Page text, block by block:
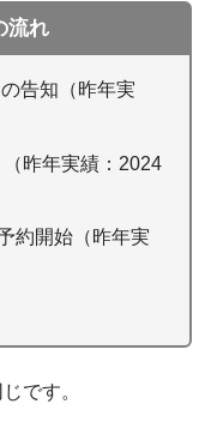
流れ
告知（昨年実
昨年実績：2024
約開始（昨年実
です。